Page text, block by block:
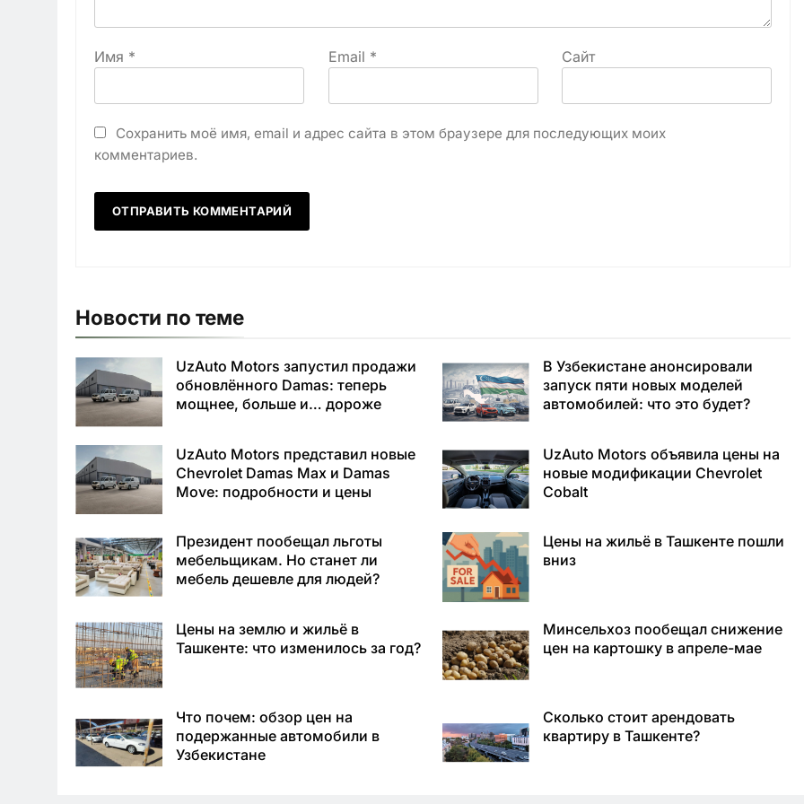
Имя * Email * Сайт
Сохранить моё имя, email и адрес сайта в этом браузере для последующих моих
комментариев.
Новости по теме
UzAuto Motors запустил продажи
обновлённого Damas: теперь
мощнее, больше и… дороже
В Узбекистане анонсировали
запуск пяти новых моделей
автомобилей: что это будет?
UzAuto Motors представил новые
Chevrolet Damas Max и Damas
Move: подробности и цены
UzAuto Motors объявила цены на
новые модификации Chevrolet
Cobalt
Президент пообещал льготы
мебельщикам. Но станет ли
мебель дешевле для людей?
Цены на жильё в Ташкенте пошли
вниз
Цены на землю и жильё в
Ташкенте: что изменилось за год?
Минсельхоз пообещал снижение
цен на картошку в апреле-мае
Что почем: обзор цен на
подержанные автомобили в
Узбекистане
Сколько стоит арендовать
квартиру в Ташкенте?